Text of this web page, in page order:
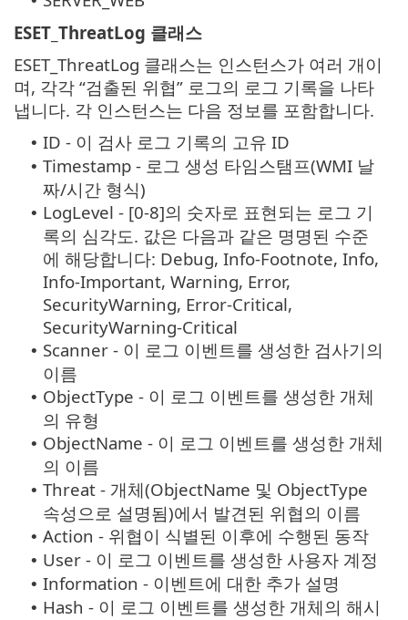
ESET_ThreatLog 클래스
ESET_ThreatLog 클래스는 인스턴스가 여러 개이
며, 각각 “검출된 위협” 로그의 로그 기록을 나타
냅니다. 각 인스턴스는 다음 정보를 포함합니다.
• ID - 이 검사 로그 기록의 고유 ID
• Timestamp - 로그 생성 타임스탬프(WMI 날
짜/시간 형식)
• LogLevel - [0-8]의 숫자로 표현되는 로그 기
록의 심각도. 값은 다음과 같은 명명된 수준
에 해당합니다: Debug, Info-Footnote, Info,
Info-Important, Warning, Error,
SecurityWarning, Error-Critical,
SecurityWarning-Critical
• Scanner - 이 로그 이벤트를 생성한 검사기의
이름
• ObjectType - 이 로그 이벤트를 생성한 개체
의 유형
• ObjectName - 이 로그 이벤트를 생성한 개체
의 이름
• Threat - 개체(ObjectName 및 ObjectType
속성으로 설명됨)에서 발견된 위협의 이름
• Action - 위협이 식별된 이후에 수행된 동작
• User - 이 로그 이벤트를 생성한 사용자 계정
• Information - 이벤트에 대한 추가 설명
• Hash - 이 로그 이벤트를 생성한 개체의 해시